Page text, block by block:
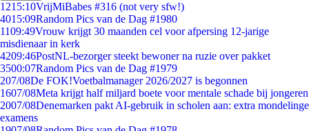
1215:10VrijMiBabes #316 (not very sfw!)
4015:09Random Pics van de Dag #1980
1109:49Vrouw krijgt 30 maanden cel voor afpersing 12-jarige
misdienaar in kerk
4209:46PostNL-bezorger steekt bewoner na ruzie over pakket
3500:07Random Pics van de Dag #1979
207/08De FOK!Voetbalmanager 2026/2027 is begonnen
1607/08Meta krijgt half miljard boete voor mentale schade bij jongeren
2007/08Denemarken pakt AI-gebruik in scholen aan: extra mondelinge
examens